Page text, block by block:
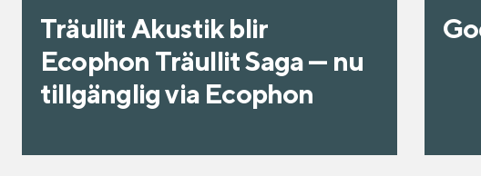
Träullit Akustik blir
Ecophon Träullit Saga — nu
tillgänglig via Ecophon